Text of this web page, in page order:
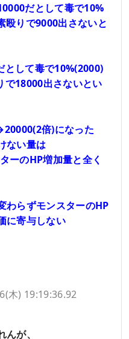
だとして毒で10%
殴りで9000出さないと
として毒で10%(2000)
で18000出さないとい
倍)になった
ない量は
ーのHP増加量と全く
わらずモンスターのHP
に寄与しない
木) 19:19:36.92
が、